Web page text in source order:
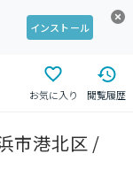
インストール
お気に入り 閲覧履歴
市港北区 /